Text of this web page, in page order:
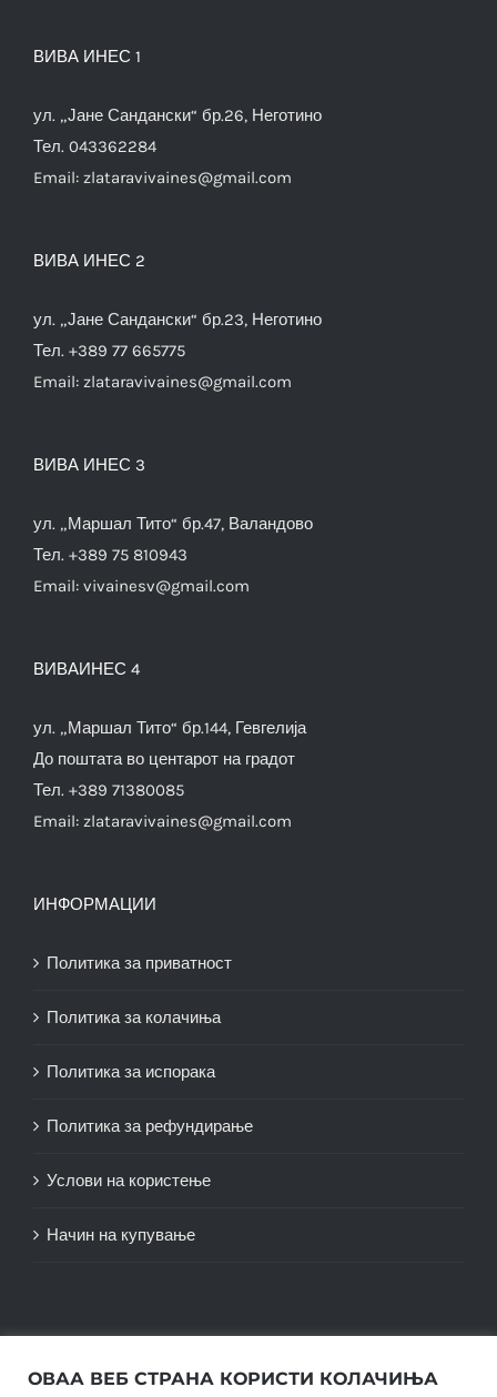
ВИВА ИНЕС 1
ул. „Јане Сандански“ бр.26, Неготино
Тел. 043362284
Email: zlataravivaines@gmail.com
ВИВА ИНЕС 2
ул. „Јане Сандански“ бр.23, Неготино
Тел. +389 77 665775
Email: zlataravivaines@gmail.com
ВИВА ИНЕС 3
ул. „Маршал Тито“ бр.47, Валандово
Тел. +389 75 810943
Email: vivainesv@gmail.com
ВИВАИНЕС 4
ул. „Маршал Тито“ бр.144, Гевгелија
До поштата во центарот на градот
Тел. +389 71380085
Email: zlataravivaines@gmail.com
ИНФОРМАЦИИ
Политика за приватност
Политика за колачиња
Политика за испорака
Политика за рефундирање
Услови на користење
Начин на купување
ОВАА ВЕБ СТРАНА КОРИСТИ КОЛАЧИЊА